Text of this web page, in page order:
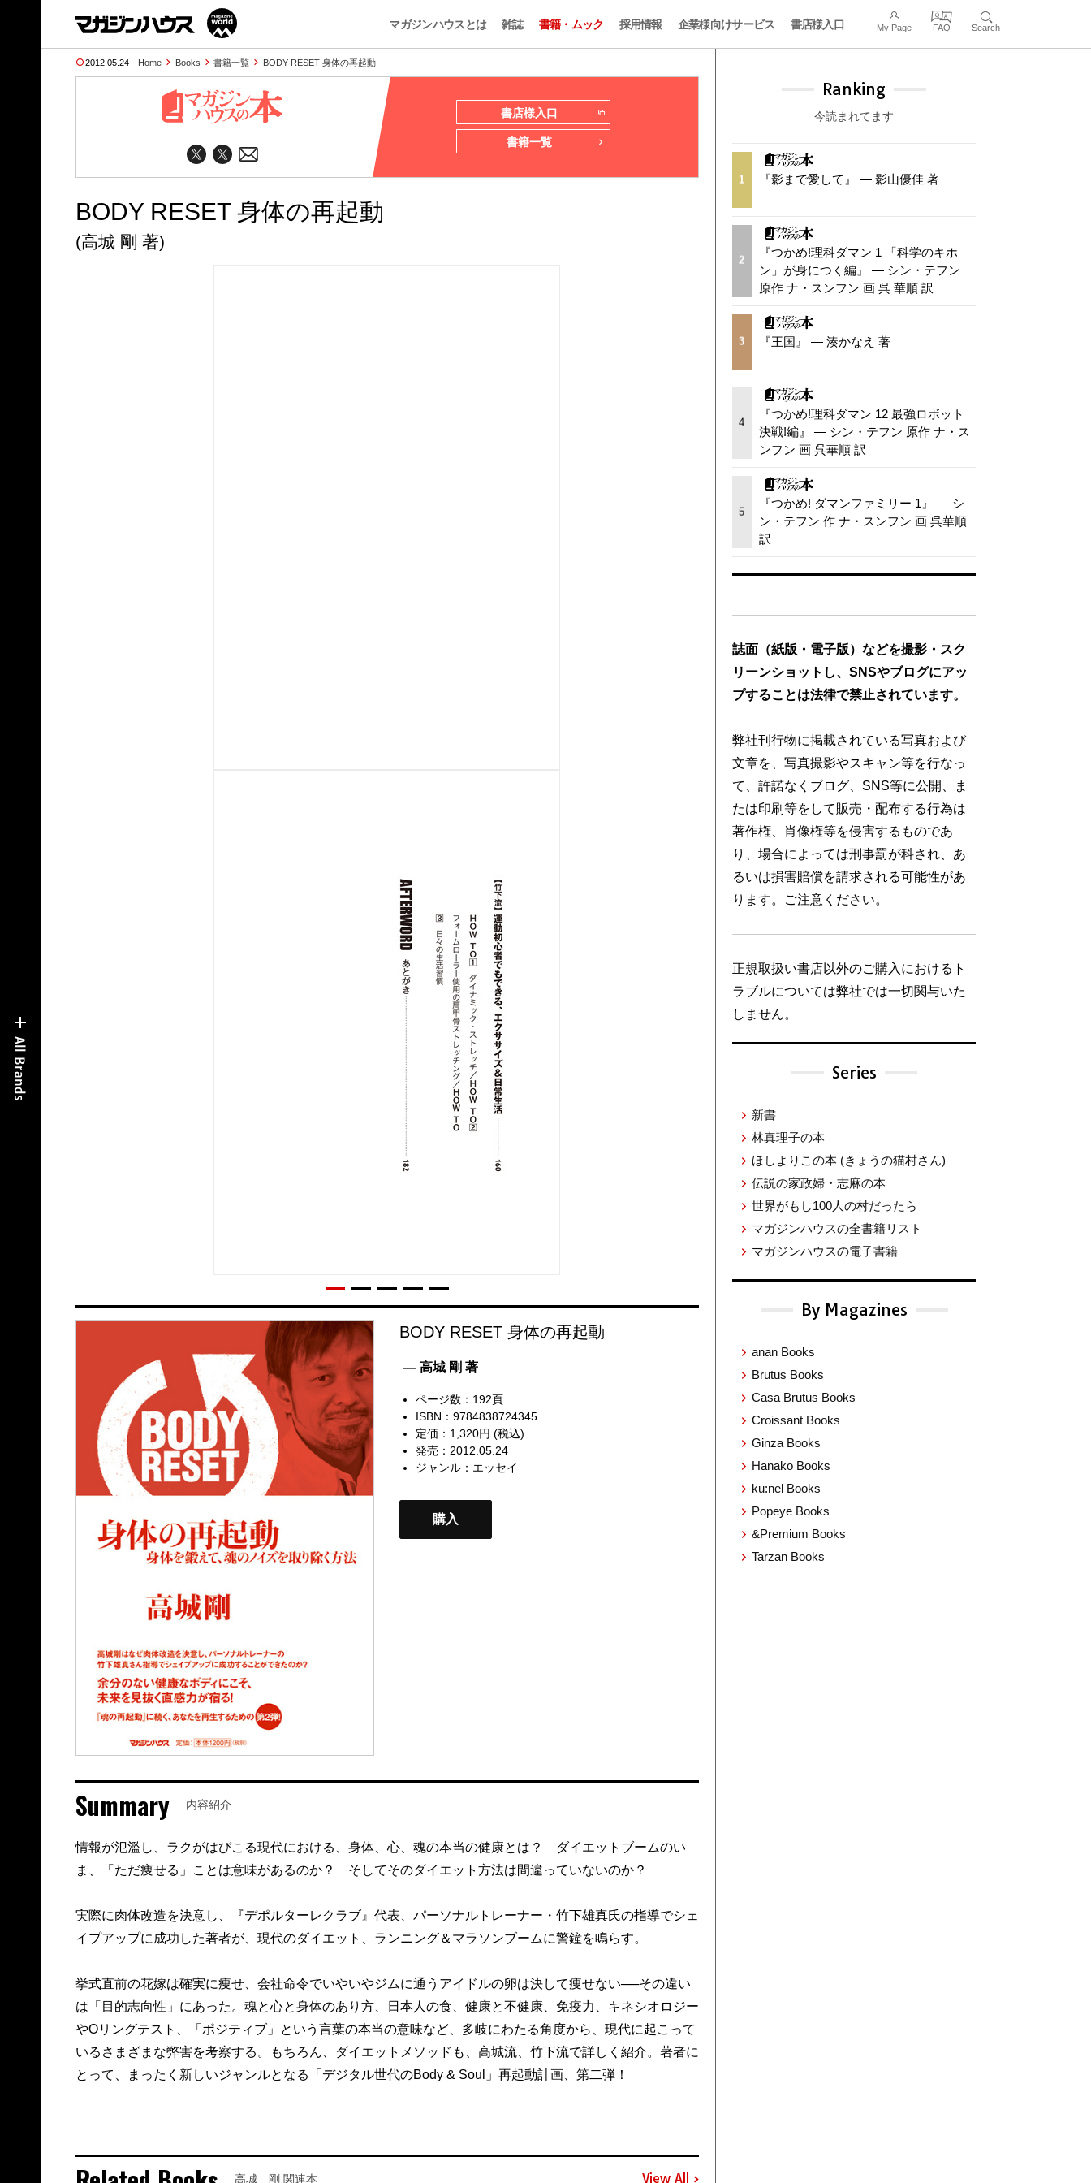
マガジンハウスとは 雑誌 書籍・ムック 採用情報 企業様向けサービス 書店様入口 My Page FAQ Search
2012.05.24 Home Books 書籍一覧 BODY RESET 身体の再起動
書店様入口
書籍一覧
BODY RESET 身体の再起動
(高城 剛 著)
BODY RESET 身体の再起動
— 高城 剛 著
ページ数：192頁
ISBN：9784838724345
定価：1,320円 (税込)
発売：2012.05.24
ジャンル： エッセイ
購入
Summary 内容紹介
情報が氾濫し、ラクがはびこる現代における、身体、心、魂の本当の健康とは？ ダイエットブームのい
ま、「ただ痩せる」ことは意味があるのか？ そしてそのダイエット方法は間違っていないのか？
実際に肉体改造を決意し、『デポルターレクラブ』代表、パーソナルトレーナー・竹下雄真氏の指導でシェ
イプアップに成功した著者が、現代のダイエット、ランニング＆マラソンブームに警鐘を鳴らす。
挙式直前の花嫁は確実に痩せ、会社命令でいやいやジムに通うアイドルの卵は決して痩せない──その違い
は「目的志向性」にあった。魂と心と身体のあり方、日本人の食、健康と不健康、免疫力、キネシオロジー
やOリングテスト、「ポジティブ」という言葉の本当の意味など、多岐にわたる角度から、現代に起こって
いるさまざまな弊害を考察する。もちろん、ダイエットメソッドも、高城流、竹下流で詳しく紹介。著者に
とって、まったく新しいジャンルとなる「デジタル世代のBody & Soul」再起動計画、第二弾！
高城 剛 関連本 View All
Ranking
今読まれてます
1 『影まで愛して』 — 影山優佳 著
2
『つかめ!理科ダマン 1 「科学のキホ
ン」が身につく編』 — シン・テフン
原作 ナ・スンフン 画 呉 華順 訳
3 『王国』 — 湊かなえ 著
4
『つかめ!理科ダマン 12 最強ロボット
決戦!編』 — シン・テフン 原作 ナ・ス
ンフン 画 呉華順 訳
5
『つかめ! ダマンファミリー 1』 — シ
ン・テフン 作 ナ・スンフン 画 呉華順
訳
誌面（紙版・電子版）などを撮影・スク
リーンショットし、SNSやブログにアッ
プすることは法律で禁止されています。
弊社刊行物に掲載されている写真および
文章を、写真撮影やスキャン等を行なっ
て、許諾なくブログ、SNS等に公開、ま
たは印刷等をして販売・配布する行為は
著作権、肖像権等を侵害するものであ
り、場合によっては刑事罰が科され、あ
るいは損害賠償を請求される可能性があ
ります。ご注意ください。
正規取扱い書店以外のご購入におけるト
ラブルについては弊社では一切関与いた
しません。
Series
新書
林真理子の本
ほしよりこの本 (きょうの猫村さん)
伝説の家政婦・志麻の本
世界がもし100人の村だったら
マガジンハウスの全書籍リスト
マガジンハウスの電子書籍
By Magazines
anan Books
Brutus Books
Casa Brutus Books
Croissant Books
Ginza Books
Hanako Books
ku:nel Books
Popeye Books
&Premium Books
Tarzan Books